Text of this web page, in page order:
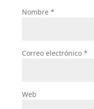
Nombre *
Correo electrónico *
Web